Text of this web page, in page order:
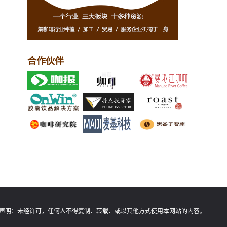
合作伙伴
明： 未经许可，任何人不得复制、转载、或以其他方式使用本网站的内容。